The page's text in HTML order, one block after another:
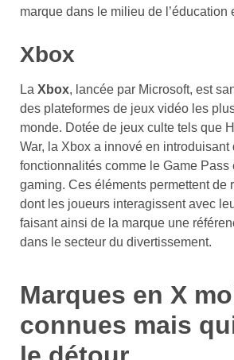
marque dans le milieu de l’éducation
Xbox
La Xbox, lancée par Microsoft, est
des plateformes de jeux vidéo les
monde. Dotée de jeux culte tels que
War, la Xbox a innové en introduisant
fonctionnalités comme le Game Pass
gaming. Ces éléments permettent de
dont les joueurs interagissent avec
faisant ainsi de la marque une
dans le secteur du divertissement.
Marques en X
connues mais